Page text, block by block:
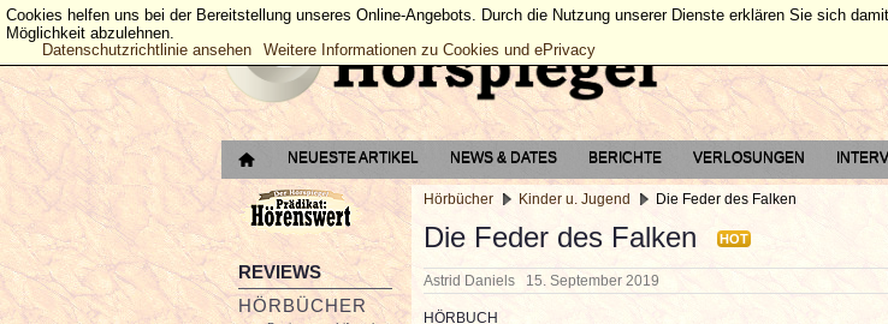
NEUESTE ARTIKEL NEWS & DATES BERICHTE VERLOSUNGEN
REVIEWS
HÖRBÜCHER
Hörbücher Kinder u. Jugend Die Feder des Falken
Die Feder des Falken HOT
Astrid Daniels 15. September 2019
HÖRBUCH
Cookies helfen uns bei der Bereitstellung unseres Online-Angebots. Durch die Nutzung unserer Dienste erklären Sie sich
Möglichkeit abzulehnen.
Datenschutzrichtlinie ansehen
Weitere Informationen zu Cookies und ePrivacy